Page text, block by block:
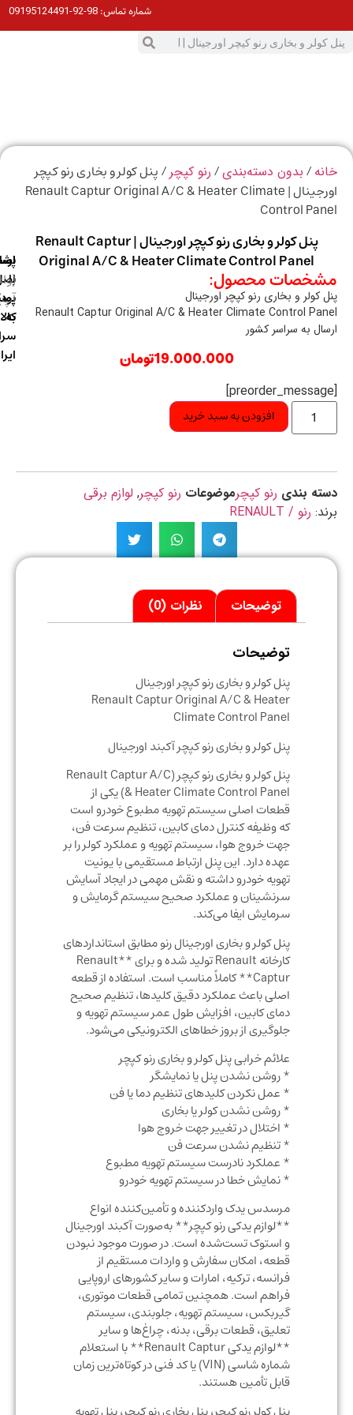
شماره تماس:98-92-09195124491
/بدون دسته‌بندی/رنو کپچر / پنل کولر و بخاری رنو کپچر
اورجینال | Renault Captur Original A/C & Heater Climate
Control
پنل کولر و بخاری رنو کپچر اورجینال | Renault Captur
Original A/C & Heater Climate Control Panel
محصول:
کولر و بخاری رنو کپچر اورجینال
Renault Captur Original A/C & Heater Climate Control
به سراسر کشور
19.000.000تومان
افزودن به سبد خرید
بندی رنو کپچر موضوعات رنو کپچر ,لوازم برقی
رنو / RENAULT
ارسال
به
سراسر
اصالت
کالا
پشتیبانی
(واتس
توضیحات نظرات (0)
توضیحات
پنل کولر و بخاری رنو کپچر اورجینال
Renault Captur Original A/C & Heater
Climate Control Panel
پنل کولر و بخاری رنو کپچر آکبند اورجینال
پنل کولر و بخاری رنو کپچر (Renault Captur A/C
& Heater Climate Control Panel) یکی از
قطعات اصلی سیستم تهویه مطبوع خودرو است
که وظیفه کنترل دمای کابین، تنظیم سرعت فن،
جهت خروج هوا، سیستم تهویه و عملکرد کولر را بر
عهده دارد. این پنل ارتباط مستقیمی با یونیت
تهویه خودرو داشته و نقش مهمی در ایجاد آسایش
سرنشینان و عملکرد صحیح سیستم گرمایش و
سرمایش ایفا می‌کند.
پنل کولر و بخاری اورجینال رنو مطابق استانداردهای
کارخانه Renault تولید شده و برای **Renault
Captur** کاملاً مناسب است. استفاده از قطعه
اصلی باعث عملکرد دقیق کلیدها، تنظیم صحیح
دمای کابین، افزایش طول عمر سیستم تهویه و
جلوگیری از بروز خطاهای الکترونیکی می‌شود.
علائم خرابی پنل کولر و بخاری رنو کپچر
* روشن نشدن پنل یا نمایشگر
* عمل نکردن کلیدهای تنظیم دما یا فن
* روشن نشدن کولر یا بخاری
* اختلال در تغییر جهت خروج هوا
* تنظیم نشدن سرعت فن
* عملکرد نادرست سیستم تهویه مطبوع
* نمایش خطا در سیستم تهویه خودرو
مرسدس یدک واردکننده و تأمین‌کننده انواع
**لوازم یدکی رنو کپچر** به‌صورت آکبند اورجینال
و استوک تست‌شده است. در صورت موجود نبودن
قطعه، امکان سفارش و واردات مستقیم از
فرانسه، ترکیه، امارات و سایر کشورهای اروپایی
فراهم است. همچنین تمامی قطعات موتوری،
گیربکس، سیستم تهویه، جلوبندی، سیستم
تعلیق، قطعات برقی، بدنه، چراغ‌ها و سایر
**لوازم یدکی Renault Captur** با استعلام
شماره شاسی (VIN) یا کد فنی در کوتاه‌ترین زمان
قابل تأمین هستند.